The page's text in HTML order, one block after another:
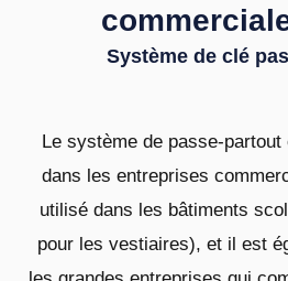
Système de clé
Le système de passe-
dans les entreprises
utilisé dans les bâtiments
pour les vestiaires), et il est